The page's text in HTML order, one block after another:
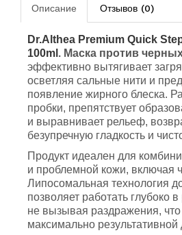
Описание Отзывов (0)
Dr.Althea Premium Quick
100ml . Маска против
эффективно вытягивает
осветляя сальные нити и
появление жирного блеска.
пробки, препятствует
и выравнивает рельеф,
безупречную гладкость и
Продукт идеален для
и проблемной кожи, включая
Липосомальная технология
позволяет работать глубоко
не вызывая раздражения,
максимально